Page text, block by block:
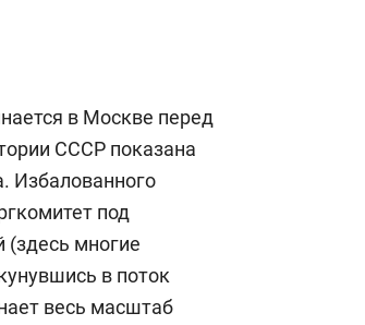
в Москве перед
СССР показана
Избалованного
под
(здесь многие
в поток
весь масштаб